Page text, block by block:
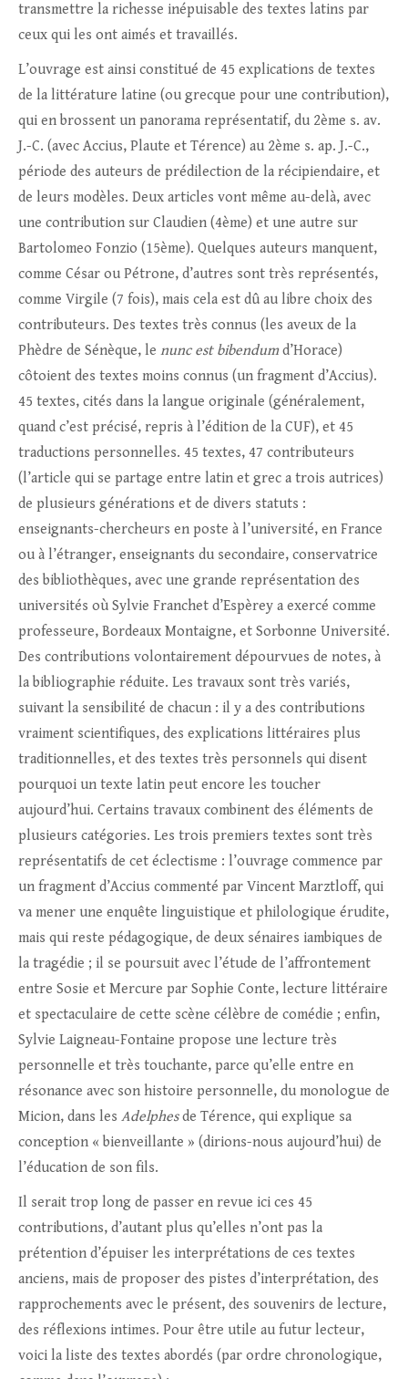
transmettre la richesse inépuisable des textes latins par
ceux qui les ont aimés et travaillés.
L’ouvrage est ainsi constitué de 45 explications de textes
de la littérature latine (ou grecque pour une contribution),
qui en brossent un panorama représentatif, du 2ème s. av.
J.-C. (avec Accius, Plaute et Térence) au 2ème s. ap. J.-C.,
période des auteurs de prédilection de la récipiendaire, et
de leurs modèles. Deux articles vont même au-delà, avec
une contribution sur Claudien (4ème) et une autre sur
Bartolomeo Fonzio (15ème). Quelques auteurs manquent,
comme César ou Pétrone, d’autres sont très représentés,
comme Virgile (7 fois), mais cela est dû au libre choix des
contributeurs. Des textes très connus (les aveux de la
Phèdre de Sénèque, le nunc est bibendumd’Horace)
côtoient des textes moins connus (un fragment d’Accius).
45 textes, cités dans la langue originale (généralement,
quand c’est précisé, repris à l’édition de la CUF), et 45
traductions personnelles. 45 textes, 47 contributeurs
(l’article qui se partage entre latin et grec a trois autrices)
de plusieurs générations et de divers statuts :
enseignants-chercheurs en poste à l’université, en France
ou à l’étranger, enseignants du secondaire, conservatrice
des bibliothèques, avec une grande représentation des
universités où Sylvie Franchet d’Espèrey a exercé comme
professeure, Bordeaux Montaigne, et Sorbonne Université.
Des contributions volontairement dépourvues de notes, à
la bibliographie réduite. Les travaux sont très variés,
suivant la sensibilité de chacun : il y a des contributions
vraiment scientifiques, des explications littéraires plus
traditionnelles, et des textes très personnels qui disent
pourquoi un texte latin peut encore les toucher
aujourd’hui. Certains travaux combinent des éléments de
plusieurs catégories. Les trois premiers textes sont très
représentatifs de cet éclectisme : l’ouvrage commence par
un fragment d’Accius commenté par Vincent Marztloff, qui
va mener une enquête linguistique et philologique érudite,
mais qui reste pédagogique, de deux sénaires iambiques de
la tragédie ; il se poursuit avec l’étude de l’affrontement
entre Sosie et Mercure par Sophie Conte, lecture littéraire
et spectaculaire de cette scène célèbre de comédie ; enfin,
Sylvie Laigneau-Fontaine propose une lecture très
personnelle et très touchante, parce qu’elle entre en
résonance avec son histoire personnelle, du monologue de
Micion, dans les Adelphesde Térence, qui explique sa
conception « bienveillante » (dirions-nous aujourd’hui) de
l’éducation de son fils.
Il serait trop long de passer en revue ici ces 45
contributions, d’autant plus qu’elles n’ont pas la
prétention d’épuiser les interprétations de ces textes
anciens, mais de proposer des pistes d’interprétation, des
rapprochements avec le présent, des souvenirs de lecture,
des réflexions intimes. Pour être utile au futur lecteur,
voici la liste des textes abordés (par ordre chronologique,